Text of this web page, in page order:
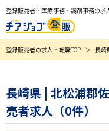
登録販売者・医療事務・調剤事務の求
登録販売者の求人・転職TOP 長崎
長崎県 | 北松浦郡
売者求人（0件）